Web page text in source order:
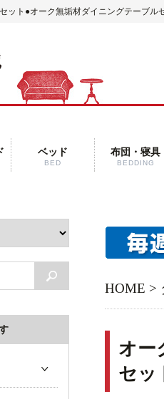
ット ●オーク無垢材ダイニングテーブル
ベッド
BED
布団・寝具
BEDDING
HOME >
オー
セッ